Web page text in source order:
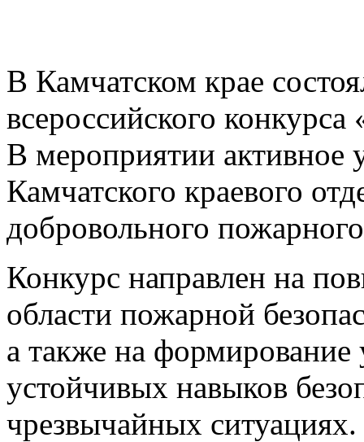
В Камчатском крае
всероссийского
В мероприятии активное
Камчатского краевого
добровольного
Конкурс направлен на
области пожарной
а также на
устойчивых навыков
чрезвычайных ситуациях.